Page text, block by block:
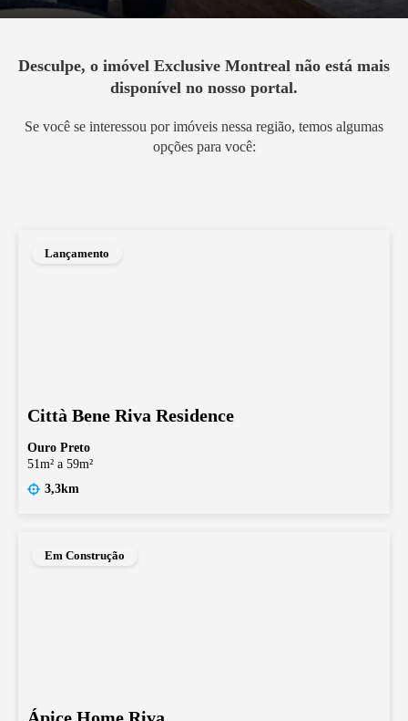
Desculpe, o imóvel Exclusive Montreal não está mais
disponível no nosso portal.
Se você se interessou por imóveis nessa região, temos algumas
opções para você:
Lançamento
Città Bene Riva Residence
Ouro Preto
51m² a 59m²
3,3km
Em Construção